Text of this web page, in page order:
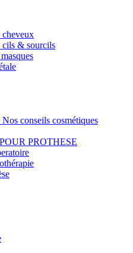
cheveux
cils & sourcils
Nos conseils cosmétiques
PROTHESE